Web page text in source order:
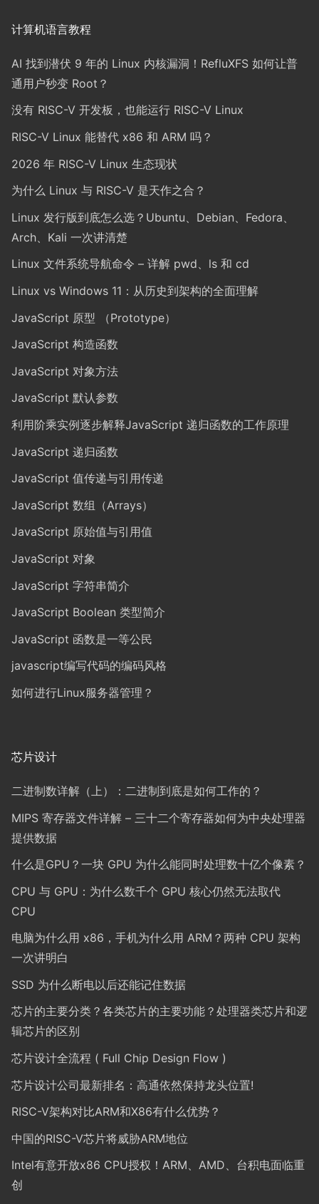
计算机语言教程
AI 找到潜伏 9 年的 Linux 内核漏洞！RefluXFS 如何让普
通用户秒变 Root？
没有 RISC-V 开发板，也能运行 RISC-V Linux
RISC-V Linux 能替代 x86 和 ARM 吗？
2026 年 RISC-V Linux 生态现状
为什么 Linux 与 RISC-V 是天作之合？
Linux 发行版到底怎么选？Ubuntu、Debian、Fedora、
Arch、Kali 一次讲清楚
Linux 文件系统导航命令 – 详解 pwd、ls 和 cd
Linux vs Windows 11：从历史到架构的全面理解
JavaScript 原型 （Prototype）
JavaScript 构造函数
JavaScript 对象方法
JavaScript 默认参数
利用阶乘实例逐步解释JavaScript 递归函数的工作原理
JavaScript 递归函数
JavaScript 值传递与引用传递
JavaScript 数组（Arrays）
JavaScript 原始值与引用值
JavaScript 对象
JavaScript 字符串简介
JavaScript Boolean 类型简介
JavaScript 函数是一等公民
javascript编写代码的编码风格
如何进行Linux服务器管理？
芯片设计
二进制数详解（上）：二进制到底是如何工作的？
MIPS 寄存器文件详解 – 三十二个寄存器如何为中央处理器
提供数据
什么是GPU？一块 GPU 为什么能同时处理数十亿个像素？
CPU 与 GPU：为什么数千个 GPU 核心仍然无法取代
CPU
电脑为什么用 x86，手机为什么用 ARM？两种 CPU 架构
一次讲明白
SSD 为什么断电以后还能记住数据
芯片的主要分类？各类芯片的主要功能？处理器类芯片和逻
辑芯片的区别
芯片设计全流程 ( Full Chip Design Flow )
芯片设计公司最新排名：高通依然保持龙头位置!
RISC-V架构对比ARM和X86有什么优势？
中国的RISC-V芯片将威胁ARM地位
Intel有意开放x86 CPU授权！ARM、AMD、台积电面临重
创